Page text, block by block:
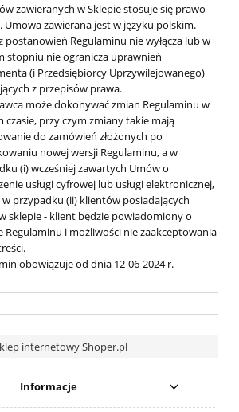
zawieranych w Sklepie stosuje się prawo
Umowa zawierana jest w języku polskim.
postanowień Regulaminu nie wyłącza lub w
stopniu nie ogranicza uprawnień
(i Przedsiębiorcy Uprzywilejowanego)
z przepisów prawa.
może dokonywać zmian Regulaminu w
czasie, przy czym zmiany takie mają
do zamówień złożonych po
nowej wersji Regulaminu, a w
(i) wcześniej zawartych Umów o
usługi cyfrowej lub usługi elektronicznej,
w przypadku (ii) klientów posiadających
sklepie - klient będzie powiadomiony o
Regulaminu i możliwości nie zaakceptowania
obowiązuje od dnia 12-06-2024 r.
internetowy Shoper.pl
Informacje